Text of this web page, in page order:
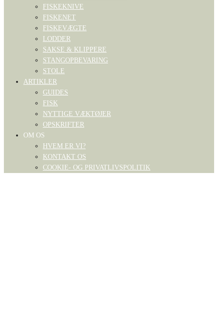
FISKEKNIVE
FISKENET
FISKEVÆGTE
LODDER
SAKSE & KLIPPERE
STANGOPBEVARING
STOLE
ARTIKLER
GUIDES
FISK
NYTTIGE VÆKTØJER
OPSKRIFTER
OM OS
HVEM ER VI?
KONTAKT OS
COOKIE- OG PRIVATLIVSPOLITIK